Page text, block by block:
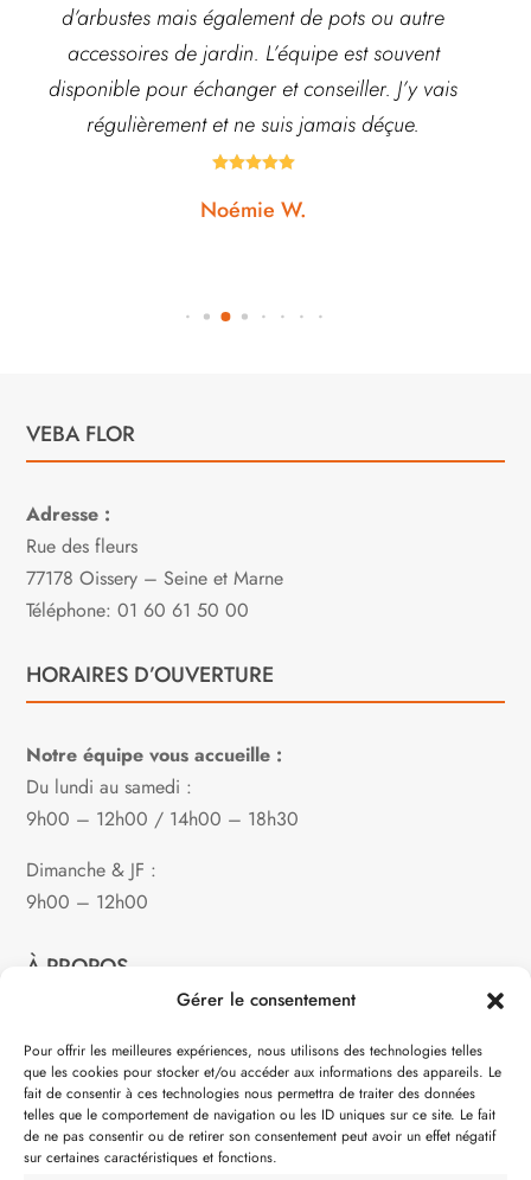
Gérer le consentement
Pour offrir les meilleures expériences, nous utilisons des technologies telles
que les cookies pour stocker et/ou accéder aux informations des appareils. Le
fait de consentir à ces technologies nous permettra de traiter des données
telles que le comportement de navigation ou les ID uniques sur ce site. Le fait
de ne pas consentir ou de retirer son consentement peut avoir un effet négatif
sur certaines caractéristiques et fonctions.
d’arbustes mais également de pots ou autre
accessoires de jardin. L’équipe est souvent
disponible pour échanger et conseiller. J’y vais
régulièrement et ne suis jamais déçue.

Noémie W.
VEBA FLOR
Adresse :
Rue des fleurs
77178 Oissery – Seine et Marne
Téléphone: 01 60 61 50 00
HORAIRES D’OUVERTURE
Notre équipe vous accueille :
Du lundi au samedi :
9h00 – 12h00 / 14h00 – 18h30
Dimanche & JF :
9h00 – 12h00
À PROPOS
Notre philosophie
Contact
Partenaire de: